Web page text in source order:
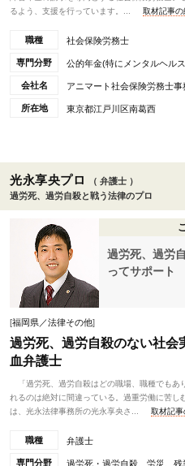
るよう、支援を行っています。...
取材記事
職種 社会保険労務士
専門分野 公的年金(特にメンタルヘル
会社名 アニマート社会保険労務士事
所在地 東京都江戸川区南葛西
光永享央プロ
（ 弁護士 ）
過労死、過労自殺と戦う法律のプロ
過労死、過労
ってサポート
[福岡県／法律その他]
過労死、過労自殺のない社会
血弁護士
「過労死、過労自殺はどの職場、職種でもあ
れるのは絶対に間違っている。過重労働に苦
は、光永法律事務所の光永享央さ...
取材記
職種 弁護士
専門分野 過労死・過労自殺、労災、